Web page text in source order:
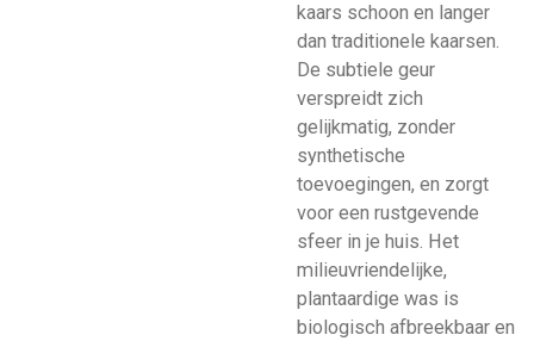
kaars schoon en langer
dan traditionele kaarsen.
De subtiele geur
verspreidt zich
gelijkmatig, zonder
synthetische
toevoegingen, en zorgt
voor een rustgevende
sfeer in je huis. Het
milieuvriendelijke,
plantaardige was is
biologisch afbreekbaar en